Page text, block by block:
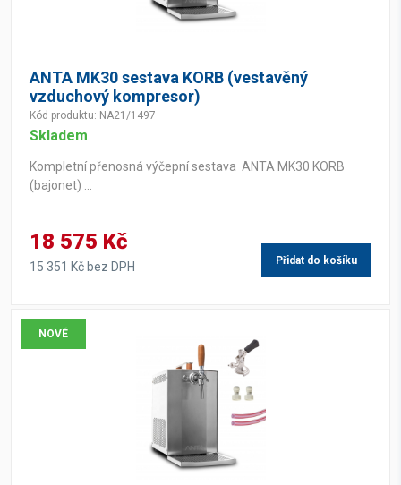
ANTA MK30 sestava KORB (vestavěný
vzduchový kompresor)
Kód produktu: NA21/1497
Skladem
Kompletní přenosná výčepní sestava ANTA MK30 KORB
(bajonet) ...
18 575 Kč
15 351 Kč bez DPH Přidat do košíku
NOVÉ